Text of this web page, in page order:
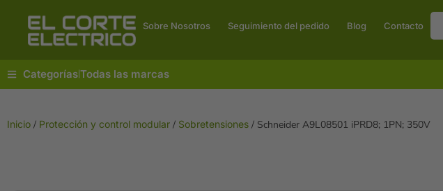
Sobre Nosotros Seguimiento del pedido Blog Contacto
Categorías| Todas las marcas
Inicio / Protección y control modular / Sobretensiones / Schneider A9L08501 iPRD8; 1PN; 350V